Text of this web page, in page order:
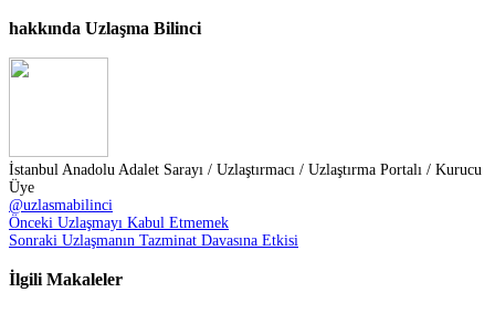
hakkında Uzlaşma Bilinci
İstanbul Anadolu Adalet Sarayı / Uzlaştırmacı / Uzlaştırma Portalı / Kurucu
Üye
@uzlasmabilinci
Önceki Uzlaşmayı Kabul Etmemek
Sonraki Uzlaşmanın Tazminat Davasına Etkisi
İlgili Makaleler